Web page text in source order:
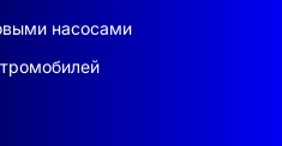
насосами